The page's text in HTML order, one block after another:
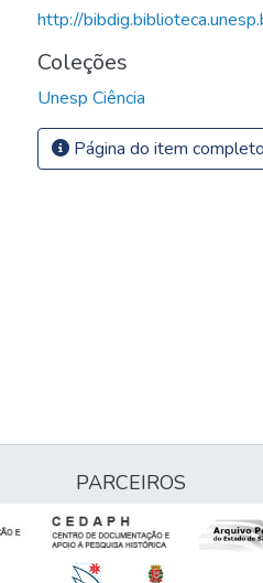
http://
Coleções
Unesp Ciência
Página do item completo
PARCEIROS